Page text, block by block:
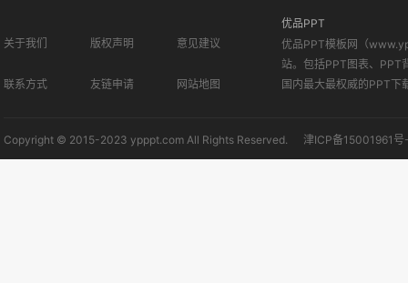
关于我们 版权声明 意见建议
联系方式 友链申请 网站地图
优品PPT
优品PPT模板网（
站。包括PPT图表、PPT
国内最大最权威的PPT下
Copyright © 2015-2023 ypppt.com All Rights Reserved. 津ICP备15001961号